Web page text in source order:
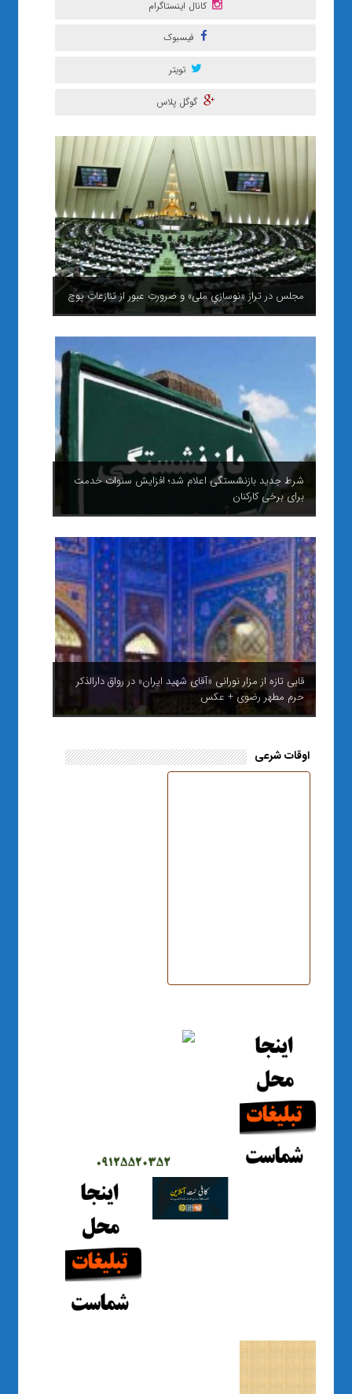
کانال اینستاگرام
فیسبوک
تویتر
گوگل پلاس
مجلس در ترازِ «نوسازیِ ملی» و ضرورتِ عبور از تنازعاتِ پوچ
شرط جدید بازنشستگی اعلام شد؛ افزایش سنوات خدمت
برای برخی کارکنان
قابی تازه از مزار نورانی «آقای شهید ایران» در رواق دارالذکر
حرم مطهر رضوی + عکس
اوقات شرعی